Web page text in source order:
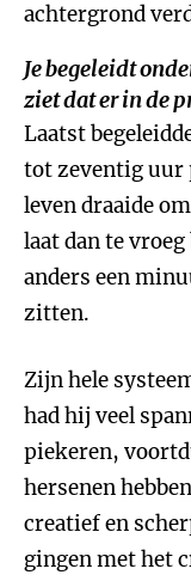
achtergrond
Je begeleidt
ziet dat er in de
Laatst
tot zeventig uur
leven draaide
laat dan te
anders een
zitten.
Zijn hele
had hij veel
piekeren,
hersenen
creatief en
gingen met het